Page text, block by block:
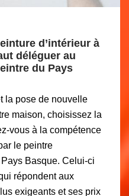
d’intérieur à
déléguer au
du Pays
la pose de nouvelle
maison, choisissez la
vous à la compétence
le peintre
Basque. Celui-ci
répondent aux
exigeants et ses prix